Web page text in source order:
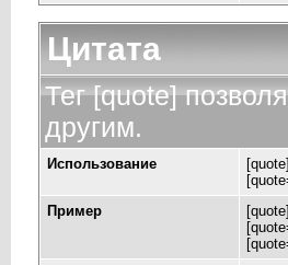
Цитата
Тег [quote]
другим.
Использование [quote]
Пример